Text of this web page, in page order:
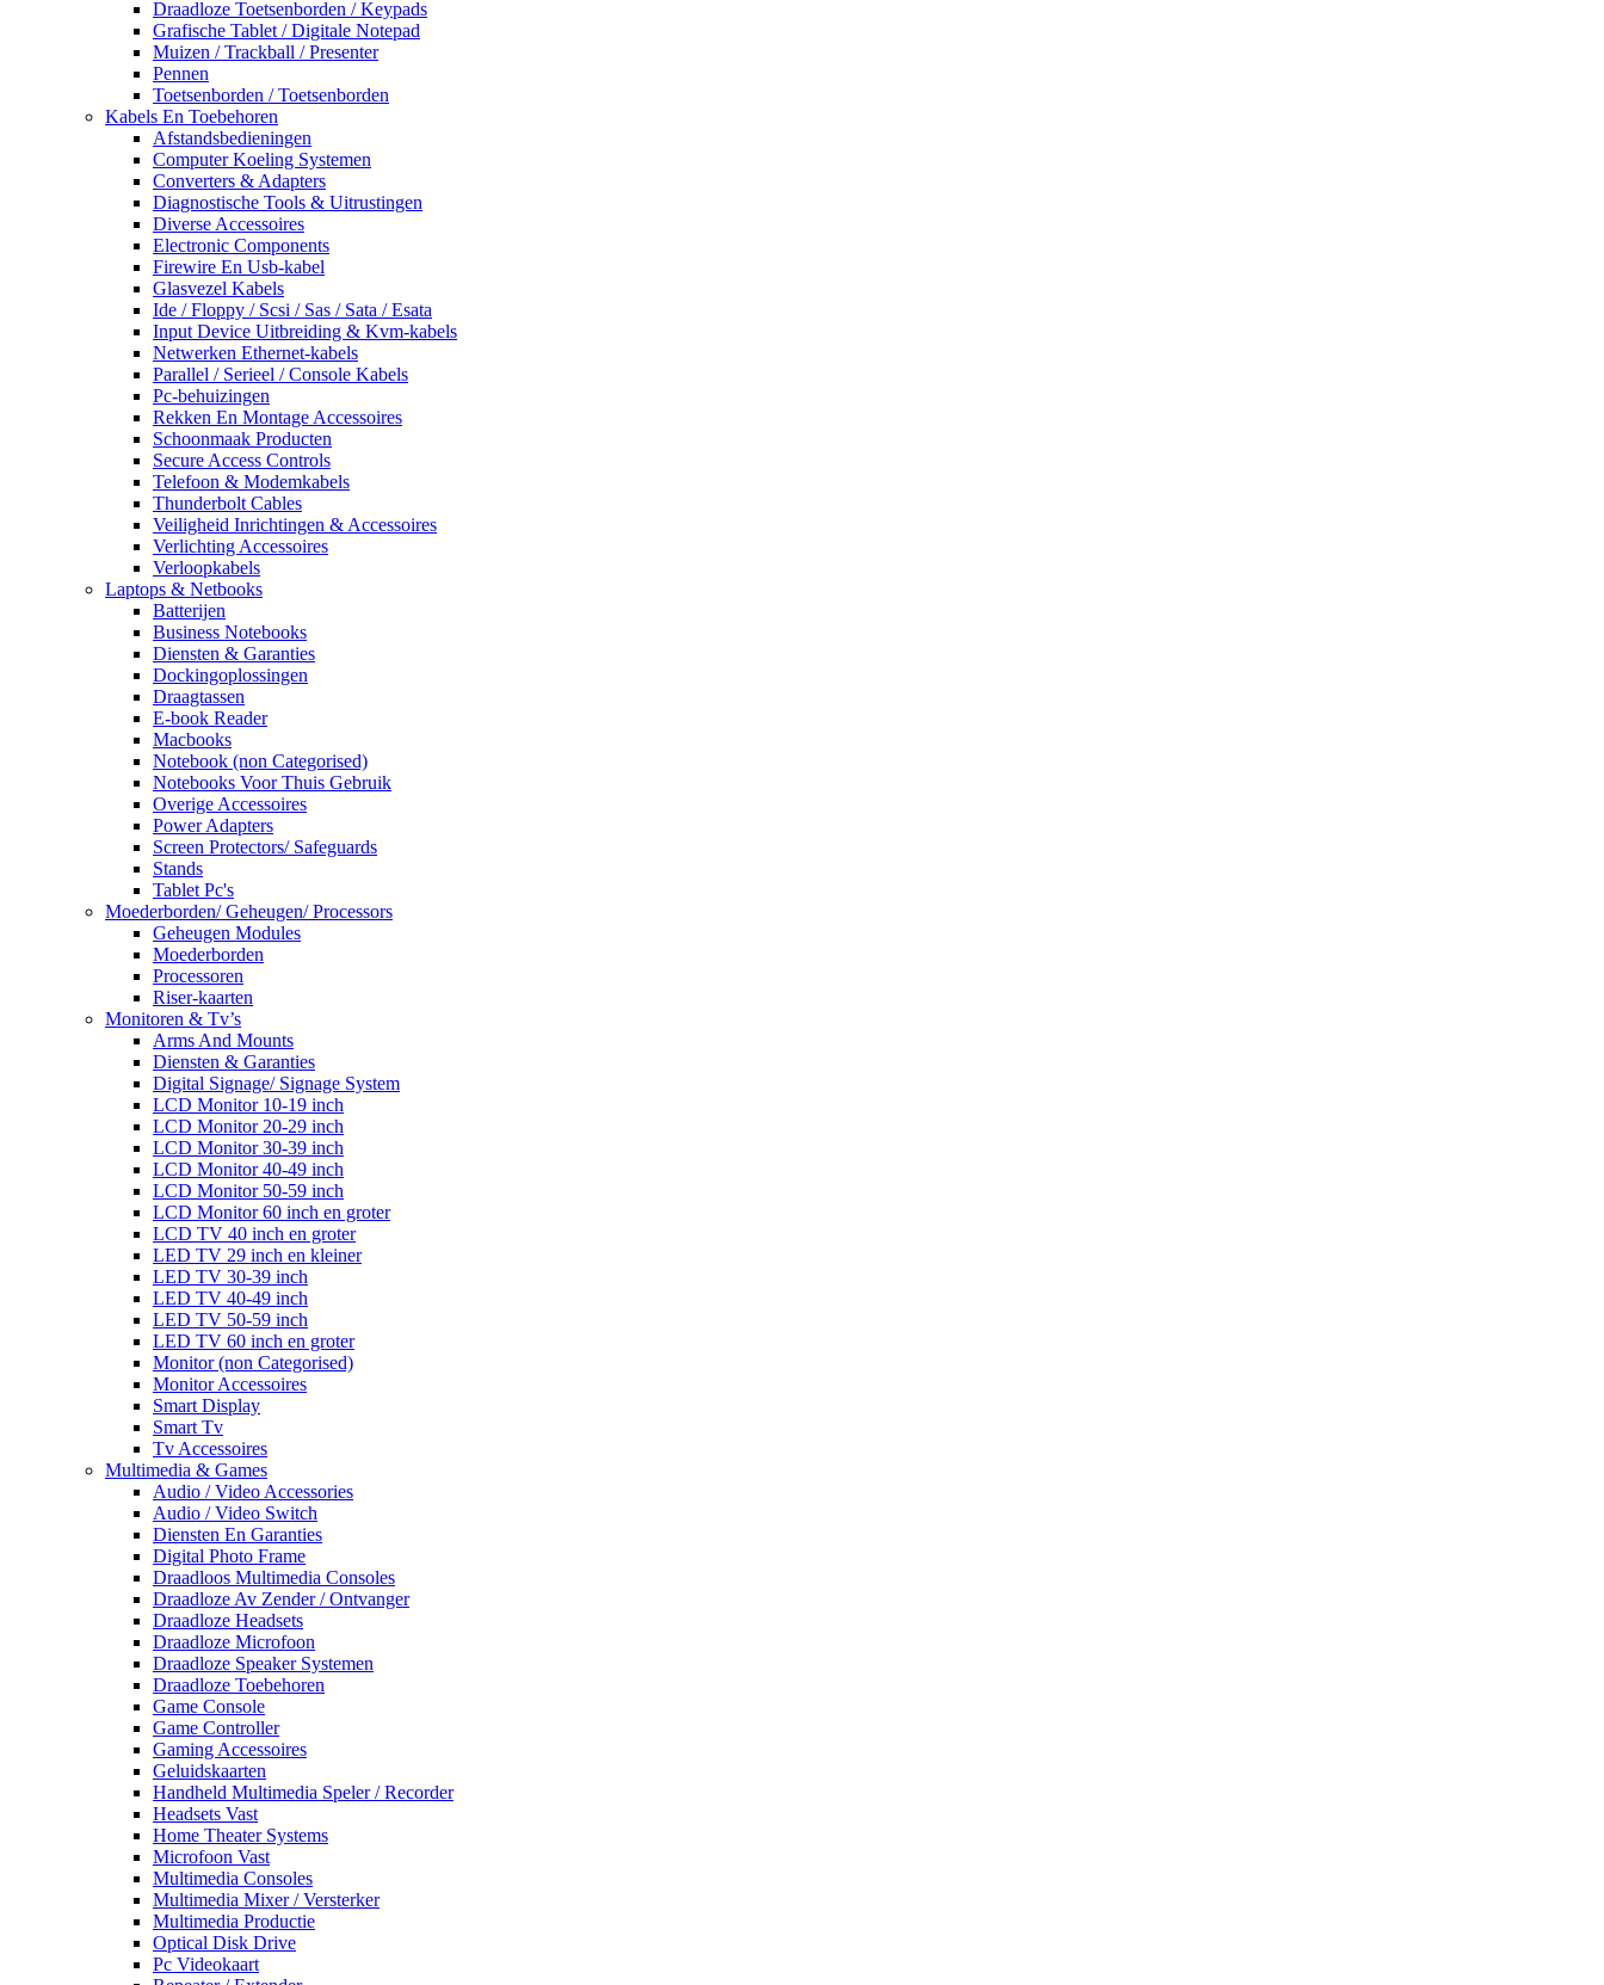
Draadloze Toetsenborden / Keypads
Grafische Tablet / Digitale Notepad
Muizen / Trackball / Presenter
Pennen
Toetsenborden / Toetsenborden
Kabels En Toebehoren
Afstandsbedieningen
Computer Koeling Systemen
Converters & Adapters
Diagnostische Tools & Uitrustingen
Diverse Accessoires
Electronic Components
Firewire En Usb-kabel
Glasvezel Kabels
Ide / Floppy / Scsi / Sas / Sata / Esata
Input Device Uitbreiding & Kvm-kabels
Netwerken Ethernet-kabels
Parallel / Serieel / Console Kabels
Pc-behuizingen
Rekken En Montage Accessoires
Schoonmaak Producten
Secure Access Controls
Telefoon & Modemkabels
Thunderbolt Cables
Veiligheid Inrichtingen & Accessoires
Verlichting Accessoires
Verloopkabels
Laptops & Netbooks
Batterijen
Business Notebooks
Diensten & Garanties
Dockingoplossingen
Draagtassen
E-book Reader
Macbooks
Notebook (non Categorised)
Notebooks Voor Thuis Gebruik
Overige Accessoires
Power Adapters
Screen Protectors/ Safeguards
Stands
Tablet Pc's
Moederborden/ Geheugen/ Processors
Geheugen Modules
Moederborden
Processoren
Riser-kaarten
Monitoren & Tv’s
Arms And Mounts
Diensten & Garanties
Digital Signage/ Signage System
LCD Monitor 10-19 inch
LCD Monitor 20-29 inch
LCD Monitor 30-39 inch
LCD Monitor 40-49 inch
LCD Monitor 50-59 inch
LCD Monitor 60 inch en groter
LCD TV 40 inch en groter
LED TV 29 inch en kleiner
LED TV 30-39 inch
LED TV 40-49 inch
LED TV 50-59 inch
LED TV 60 inch en groter
Monitor (non Categorised)
Monitor Accessoires
Smart Display
Smart Tv
Tv Accessoires
Multimedia & Games
Audio / Video Accessories
Audio / Video Switch
Diensten En Garanties
Digital Photo Frame
Draadloos Multimedia Consoles
Draadloze Av Zender / Ontvanger
Draadloze Headsets
Draadloze Microfoon
Draadloze Speaker Systemen
Draadloze Toebehoren
Game Console
Game Controller
Gaming Accessoires
Geluidskaarten
Handheld Multimedia Speler / Recorder
Headsets Vast
Home Theater Systems
Microfoon Vast
Multimedia Consoles
Multimedia Mixer / Versterker
Multimedia Productie
Optical Disk Drive
Pc Videokaart